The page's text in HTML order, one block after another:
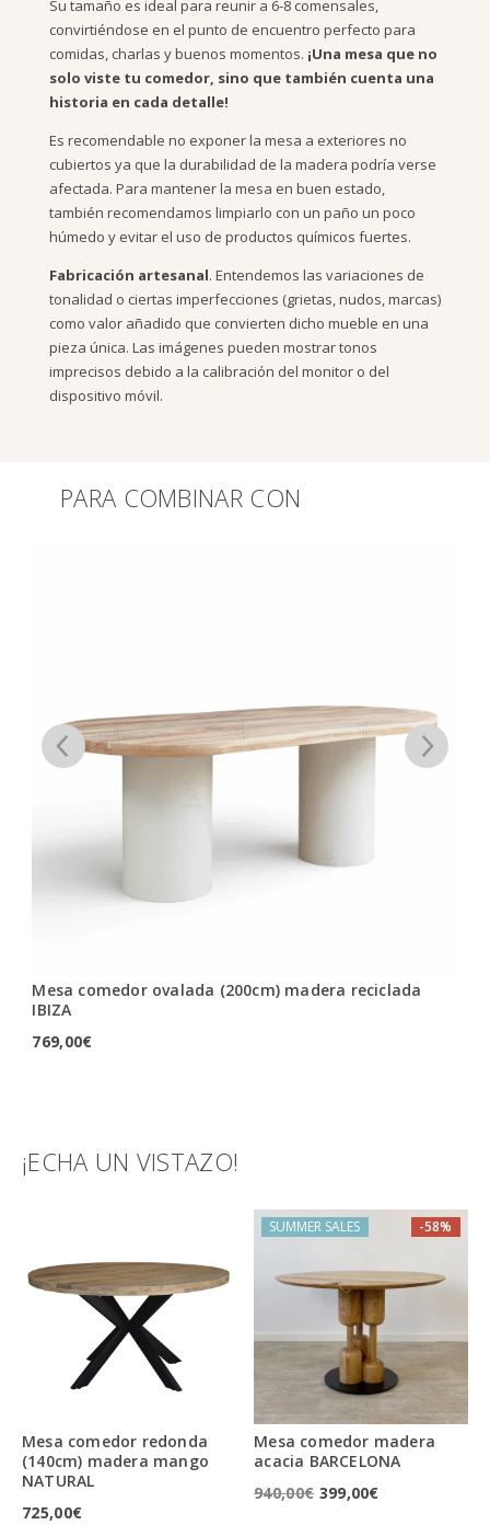
Su tamaño es ideal para reunir a 6-8 comensales,
convirtiéndose en el punto de encuentro perfecto para
comidas, charlas y buenos momentos. ¡Una mesa que no
solo viste tu comedor, sino que también cuenta una
historia en cada detalle!
Es recomendable no exponer la mesa a exteriores no
cubiertos ya que la durabilidad de la madera podría verse
afectada. Para mantener la mesa en buen estado,
también recomendamos limpiarlo con un paño un poco
húmedo y evitar el uso de productos químicos fuertes.
Fabricación artesanal. Entendemos las variaciones de
tonalidad o ciertas imperfecciones (grietas, nudos, marcas)
como valor añadido que convierten dicho mueble en una
pieza única. Las imágenes pueden mostrar tonos
imprecisos debido a la calibración del monitor o del
dispositivo móvil.
PARA COMBINAR CON
Mesa comedor ovalada (200cm) madera reciclada
IBIZA
769,00€
¡ECHA UN VISTAZO!
TAMBIÉN TE RECOMENDAMOS…
Mesa comedor redonda
(140cm) madera mango
NATURAL
725,00€
-58%
SUMMER SALES
Mesa comedor madera
acacia BARCELONA
940,00€ El
399,00€El